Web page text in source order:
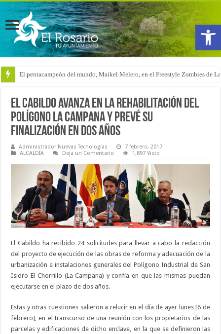
Abrir
El pentacampeón del mundo, Maikel Melero, en el Freestyle Zombies de
El Cabildo avanza en la rehabilitación del
Polígono La Campana y prevé su
finalización en dos años
Administrador Nuevas Tecnologías
7 febrero, 2017
ALCALDÍA
Deja un Comentario 1,897 Visto
El Cabildo ha recibido 24 solicitudes para llevar a cabo la redacción
del proyecto de ejecución de las obras de reforma y adecuación de la
urbanización e instalaciones generales del Polígono Industrial de San
Isidro-El Chorrillo (La Campana) y confía en que las mismas puedan
ejecutarse en el plazo de dos años.
Estas y otras cuestiones salieron a relucir en el día de ayer lunes [6 de
febrero], en el transcurso de una reunión con los propietarios de las
parcelas y edificaciones de dicho enclave, en la que se definieron las